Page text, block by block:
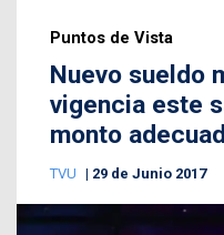
Puntos de Vista
Nuevo sueldo
vigencia este
monto
TVU 29 de Junio 2017